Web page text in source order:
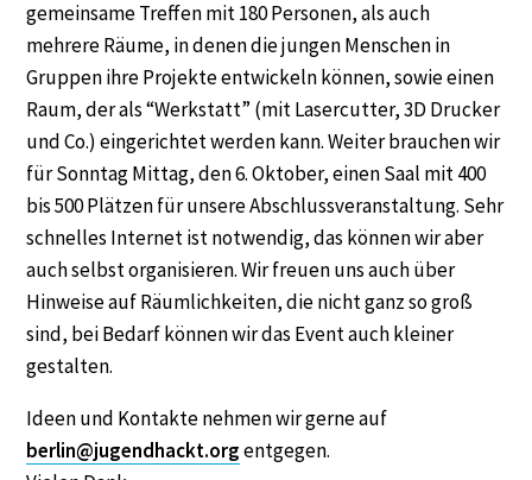
gemeinsame Treffen mit 180 Personen, als auch
mehrere Räume, in denen die jungen Menschen in
Gruppen ihre Projekte entwickeln können, sowie einen
Raum, der als “Werkstatt” (mit Lasercutter, 3D Drucker
und Co.) eingerichtet werden kann. Weiter brauchen wir
für Sonntag Mittag, den 6. Oktober, einen Saal mit 400
bis 500 Plätzen für unsere Abschlussveranstaltung. Sehr
schnelles Internet ist notwendig, das können wir aber
auch selbst organisieren. Wir freuen uns auch über
Hinweise auf Räumlichkeiten, die nicht ganz so groß
sind, bei Bedarf können wir das Event auch kleiner
gestalten.
Ideen und Kontakte nehmen wir gerne auf
berlin@jugendhackt.orgentgegen.